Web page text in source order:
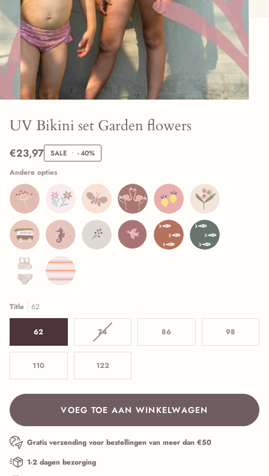
UV Bikini set Garden flowers
€23,97 SALE • -40%
Andere opties
Title 62
62 74Variant is uitverkocht of niet beschikbaar
86 98
110 122
VOEG TOE AAN WINKELWAGEN
Gratis verzending voor bestellingen van meer dan €50
1-2 dagen bezorging